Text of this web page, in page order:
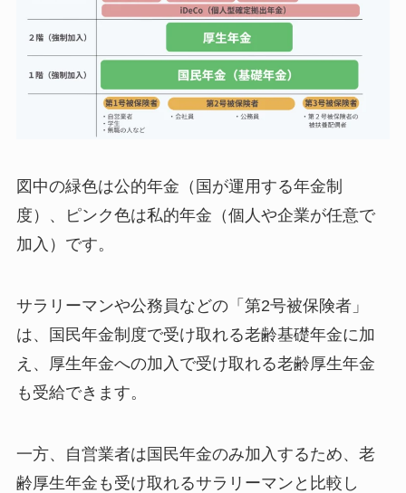
図中の緑色は公的年金（国が運用する年金制
度）、ピンク色は私的年金（個人や企業が任意で
加入）です。
サラリーマンや公務員などの「第2号被保険者」
は、国民年金制度で受け取れる老齢基礎年金に加
え、厚生年金への加入で受け取れる老齢厚生年金
も受給できます。
一方、自営業者は国民年金のみ加入するため、老
齢厚生年金も受け取れるサラリーマンと比較し